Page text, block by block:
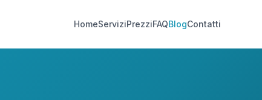
HomeServiziPrezziFAQBlogContatti